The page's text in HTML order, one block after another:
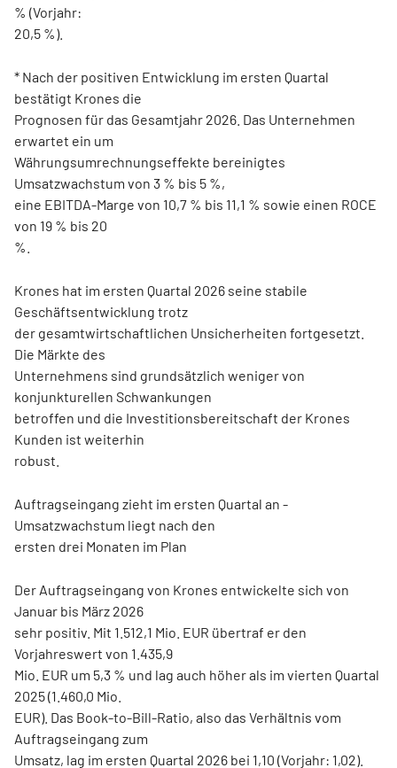
% (Vorjahr:
20,5 %).
* Nach der positiven Entwicklung im ersten Quartal
bestätigt Krones die
Prognosen für das Gesamtjahr 2026. Das Unternehmen
erwartet ein um
Währungsumrechnungseffekte bereinigtes
Umsatzwachstum von 3 % bis 5 %,
eine EBITDA-Marge von 10,7 % bis 11,1 % sowie einen ROCE
von 19 % bis 20
%.
Krones hat im ersten Quartal 2026 seine stabile
Geschäftsentwicklung trotz
der gesamtwirtschaftlichen Unsicherheiten fortgesetzt.
Die Märkte des
Unternehmens sind grundsätzlich weniger von
konjunkturellen Schwankungen
betroffen und die Investitionsbereitschaft der Krones
Kunden ist weiterhin
robust.
Auftragseingang zieht im ersten Quartal an -
Umsatzwachstum liegt nach den
ersten drei Monaten im Plan
Der Auftragseingang von Krones entwickelte sich von
Januar bis März 2026
sehr positiv. Mit 1.512,1 Mio. EUR übertraf er den
Vorjahreswert von 1.435,9
Mio. EUR um 5,3 % und lag auch höher als im vierten Quartal
2025 (1.460,0 Mio.
EUR). Das Book-to-Bill-Ratio, also das Verhältnis vom
Auftragseingang zum
Umsatz, lag im ersten Quartal 2026 bei 1,10 (Vorjahr: 1,02).